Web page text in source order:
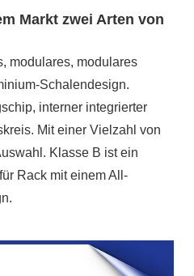
Markt zwei Arten von
modulares, modulares
Schalendesign.
interner integrierter
Mit einer Vielzahl von
Klasse B ist ein
Rack mit einem All-